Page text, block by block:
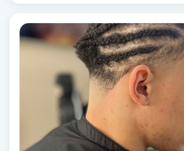
Brynformning
Brynplockning
Bröllopsuppsättning